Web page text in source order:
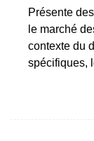
Présente
le marché
contexte du
spécifiques,